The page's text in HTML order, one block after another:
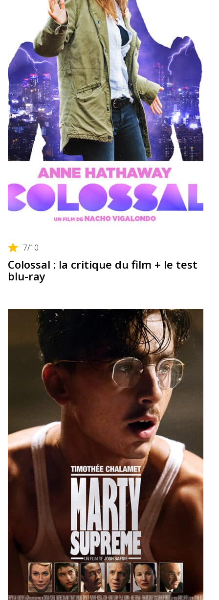
7/10
Colossal : la critique du film + le test
blu-ray